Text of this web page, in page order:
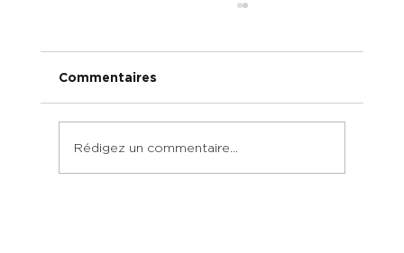
Commentaires
Rédigez un commentaire...